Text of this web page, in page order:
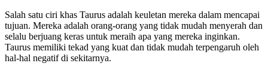
Salah satu ciri khas Taurus adalah keuletan mereka dalam mencapai
tujuan. Mereka adalah orang-orang yang tidak mudah menyerah dan
selalu berjuang keras untuk meraih apa yang mereka inginkan.
Taurus memiliki tekad yang kuat dan tidak mudah terpengaruh oleh
hal-hal negatif di sekitarnya.